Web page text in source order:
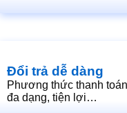
Đổi trả dễ dàng
Phương thức thanh toán
đa dạng, tiện lợi…